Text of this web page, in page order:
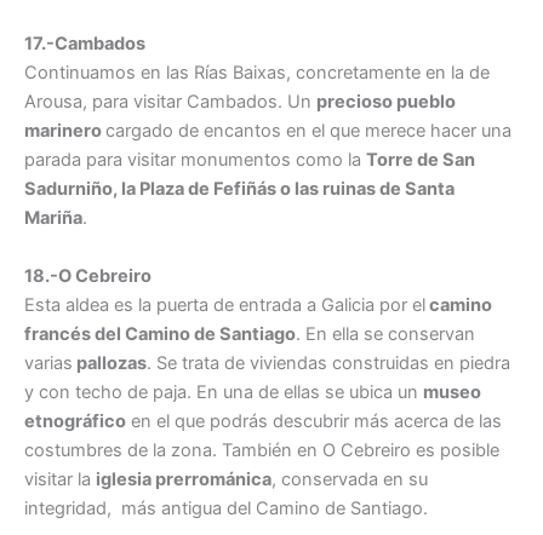
17.-Cambados
Continuamos en las Rías Baixas, concretamente en la de
Arousa, para visitar Cambados. Un precioso pueblo
marinerocargado de encantos en el que merece hacer una
parada para visitar monumentos como la Torre de San
Sadurniño, la Plaza de Fefiñás o las ruinas de Santa
Mariña.
18.-O Cebreiro
Esta aldea es la puerta de entrada a Galicia por elcamino
francés del Camino de Santiago. En ella se conservan
varias pallozas. Se trata de viviendas construidas en piedra
y con techo de paja. En una de ellas se ubica un museo
etnográfico en el que podrás descubrir más acerca de las
costumbres de la zona. También en O Cebreiro es posible
visitar la iglesia prerrománica, conservada en su
integridad, más antigua del Camino de Santiago.